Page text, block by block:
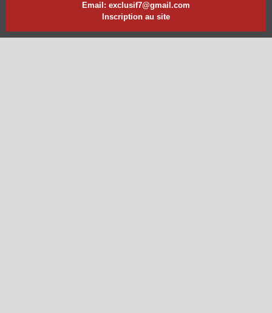
Email: exclusif7@gmail.com
Inscription au site